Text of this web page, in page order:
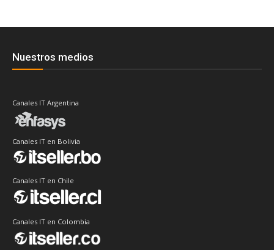
Nuestros medios
Canales IT Argentina
Canales IT en Bolivia
Canales IT en Chile
Canales IT en Colombia